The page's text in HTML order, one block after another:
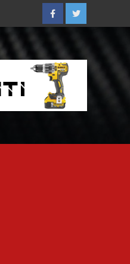
FacebookTwitter